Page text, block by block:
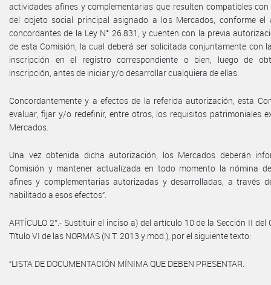
actividades afines y complementarias que resulten compatibles
del objeto social principal asignado a los Mercados, conforme el
concordantes de la Ley N° 26.831, y cuenten con la previa
de esta Comisión, la cual deberá ser solicitada conjuntamente con
inscripción en el registro correspondiente o bien, luego de
inscripción, antes de iniciar y/o desarrollar cualquiera de ellas.
Concordantemente y a efectos de la referida autorización, esta
evaluar, fijar y/o redefinir, entre otros, los requisitos patrimoniales
Mercados.
Una vez obtenida dicha autorización, los Mercados deberán
Comisión y mantener actualizada en todo momento la nómina
afines y complementarias autorizadas y desarrolladas, a través
habilitado a esos efectos”.
ARTÍCULO 2°.- Sustituir el inciso a) del artículo 10 de la Sección II del
Título VI de las NORMAS (N.T. 2013 y mod.), por el siguiente texto:
“LISTA DE DOCUMENTACIÓN MÍNIMA QUE DEBEN PRESENTAR.